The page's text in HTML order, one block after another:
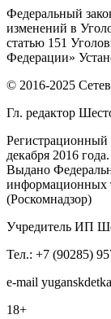
Федеральный
изменений в
статью 151
Федерации»
© 2016-2025
Гл. редактор
декабря 2016 года.
Выдано
информационных
(Роскомнадзор)
Учредитель ИП
Тел.: +7 (90285)
e-mail y
18+